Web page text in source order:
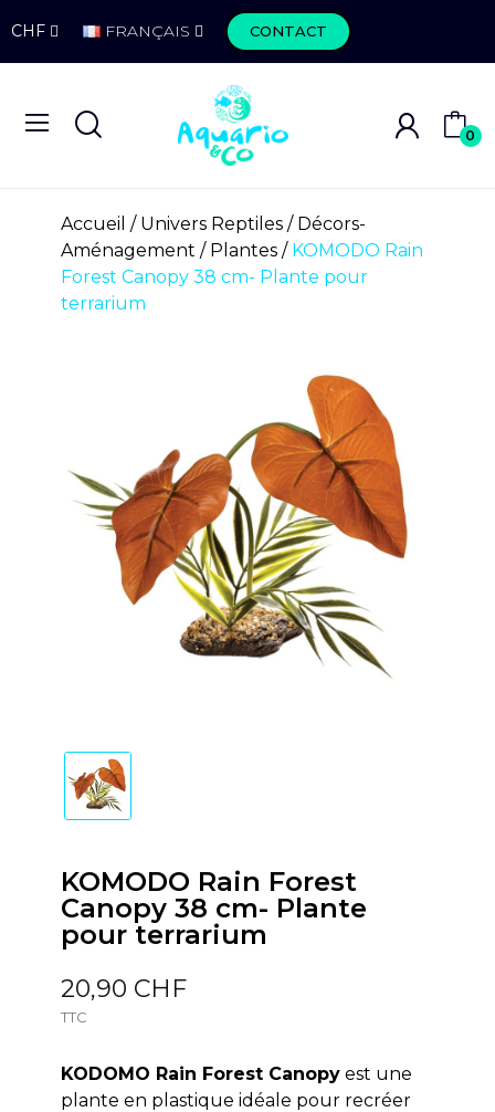
CHF FRANÇAIS CONTACT
0
Accueil Univers Reptiles
Décors-
Aménagement
Plantes
KOMODO Rain
Forest Canopy 38 cm- Plante pour
terrarium
KOMODO Rain Forest
Canopy 38 cm- Plante
pour terrarium
20,90 CHF
TTC
KODOMO Rain Forest Canopyest une
plante en plastique idéale pour recréer